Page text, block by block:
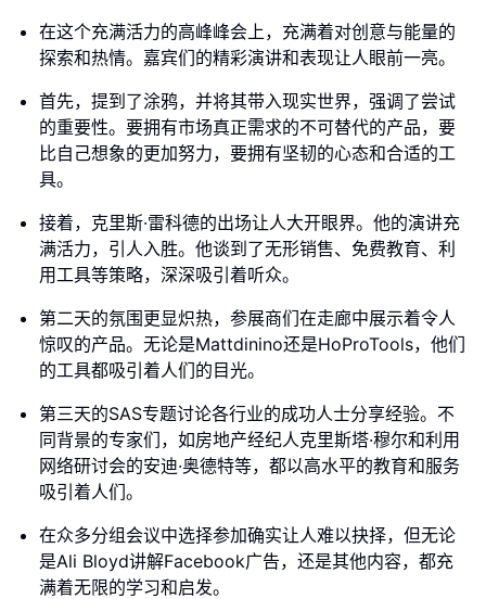
在这个充满活力的高峰峰会上，充满着对创意与能量的
探索和热情。嘉宾们的精彩演讲和表现让人眼前一亮。
首先，提到了涂鸦，并将其带入现实世界，强调了尝试
的重要性。要拥有市场真正需求的不可替代的产品，要
比自己想象的更加努力，要拥有坚韧的心态和合适的工
具。
接着，克里斯·雷科德的出场让人大开眼界。他的演讲充
满活力，引人入胜。他谈到了无形销售、免费教育、利
用工具等策略，深深吸引着听众。
第二天的氛围更显炽热，参展商们在走廊中展示着令人
惊叹的产品。无论是Mattdinino还是HoProTools，他们
的工具都吸引着人们的目光。
第三天的SAS专题讨论各行业的成功人士分享经验。不
同背景的专家们，如房地产经纪人克里斯塔·穆尔和利用
网络研讨会的安迪·奥德特等，都以高水平的教育和服务
吸引着人们。
在众多分组会议中选择参加确实让人难以抉择，但无论
是Ali Bloyd讲解Facebook广告，还是其他内容，都充
满着无限的学习和启发。